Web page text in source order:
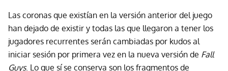
Las coronas que existían en la versión anterior del juego
han dejado de existir y todas las que llegaron a tener los
jugadores recurrentes serán cambiadas por kudos al
iniciar sesión por primera vez en la nueva versión de Fall
Guys. Lo que sí se conserva son los fragmentos de